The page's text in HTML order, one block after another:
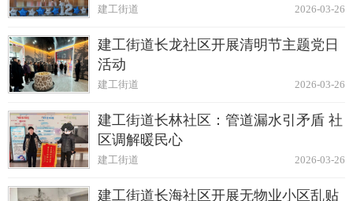
集市”公益活动
2026-03-26
建工街道
建工街道长龙社区开展清明节主题党日
活动
2026-03-26
建工街道
建工街道长林社区：管道漏水引矛盾 社
区调解暖民心
2026-03-26
建工街道
建工街道长海社区开展无物业小区乱贴